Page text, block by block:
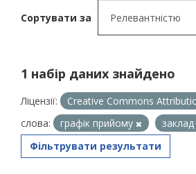
Сортувати за
1 набір даних знайдено
Ліцензії: Creative Commons
слова:
графік прийому заклад
Фільтрувати результати